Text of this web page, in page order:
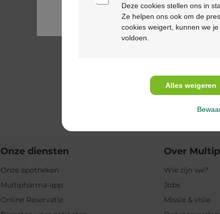
Onze diensten
Onze apotheken
Multipharma-app
Online Reservatie
Over
Wie zijn we?
Jobs
Missie & visie
Deze cookies stellen ons in
Ze helpen ons ook om de
cookies weigert, kunnen we
voldoen.
Alles weigeren